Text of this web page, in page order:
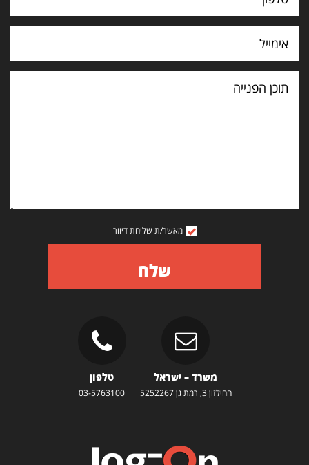
תוכן
הפנייה
מאשר/ת שליחת דיוור
שלח
משרד – ישראל
החילזון 3, רמת גן 5252267
טלפון
03-5763100